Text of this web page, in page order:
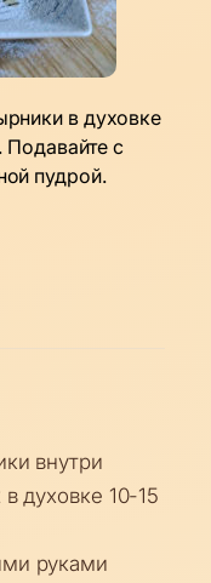
в духовке
Подавайте с
пудрой.
внутри
духовке 10-15
руками